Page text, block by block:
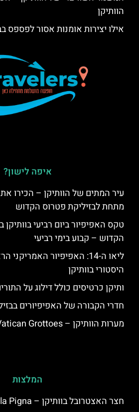
הוותיקן
אילו יצירות אומנות אסור לפספס
איפה לישון?
עיר המתים של הוותיקן – הכירו
מתחת לבזיליקת פטרוס הקדוש
טקס האפיפיור ביום רביעי
הקדוש – קבוע בימי רביעי
ליאו ה-14: האפיפיור
היסטורי בוותיקן
ותיקן כרטיסים כולל דילוג על
חדרי הקבורה של האפיפיורים
מערות הוותיקן – Vatican Grottoes
המלצות
חצר האצטרובל בוותיקן – Cortile della Pigna